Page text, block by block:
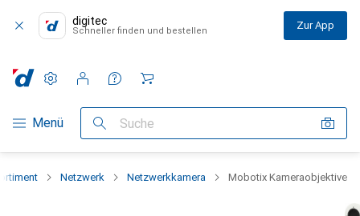
digitec
Schneller finden und bestellen Zur App
Navigation nach Kategorien
Menü Suche
Einstellungen
Kundenkonto
Vergleichslisten
Merklisten
Warenkorb
Netzwerk Netzwerkkamera Mobotix Kameraobjektive